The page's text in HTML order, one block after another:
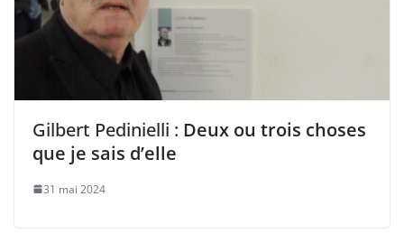
Gilbert Pedinielli : Deux ou trois choses
que je sais d’elle
31 mai 2024